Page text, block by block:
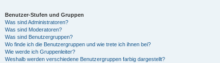
Benutzer-Stufen und Gruppen
Was sind Administratoren?
Was sind Moderatoren?
Was sind Benutzergruppen?
Wo finde ich die Benutzergruppen und wie trete ich ihnen bei?
Wie werde ich Gruppenleiter?
Weshalb werden verschiedene Benutzergruppen farbig dargestellt?